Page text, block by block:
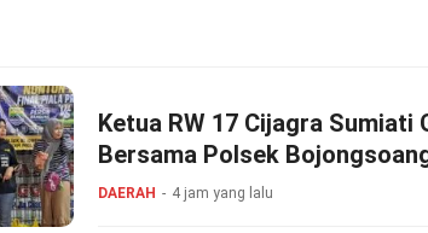
Ketua RW 17 Cijagra
Bersama Polsek
Doorprize
DAERAH 4 jam yang lalu